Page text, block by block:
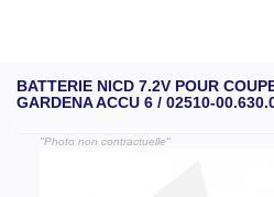
BATTERIE NICD 7.2V POUR
GARDENA ACCU 6 / 02510-
"Photo non contractuelle"